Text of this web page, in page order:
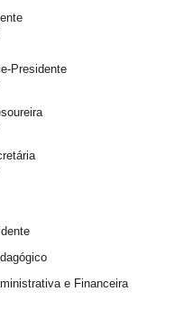
Presidente
e Financeira